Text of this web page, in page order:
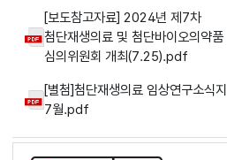
[보도참고자료] 2024년 제7차
첨단재생의료 및 첨단바이오의약품
심의위원회 개최(7.25).pdf
[별첨]첨단재생의료 임상연구소식지
7월.pdf